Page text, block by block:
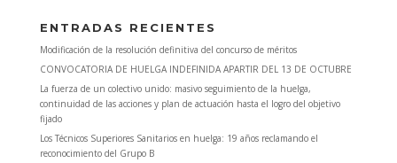
ENTRADAS RECIENTES
Modificación de la resolución definitiva del concurso de méritos
CONVOCATORIA DE HUELGA INDEFINIDA APARTIR DEL 13 DE OCTUBRE
La fuerza de un colectivo unido: masivo seguimiento de la huelga,
continuidad de las acciones y plan de actuación hasta el logro del objetivo
fijado
Los Técnicos Superiores Sanitarios en huelga: 19 años reclamando el
reconocimiento del Grupo B